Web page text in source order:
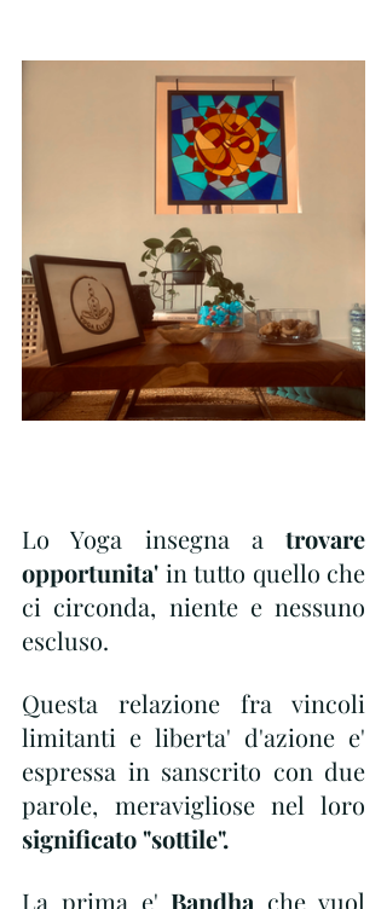
Lo Yoga insegna a trovare
opportunita' in tutto quello che
ci circonda, niente e nessuno
escluso.
Questa relazione fra vincoli
limitanti e liberta' d'azione e'
espressa in sanscrito con due
significato "sottile".
La prima e' Bandha che vuol